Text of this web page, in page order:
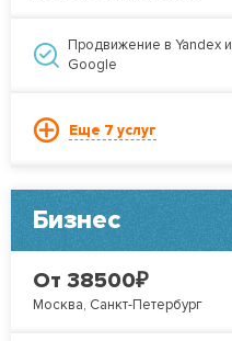
Продвижение в Yandex и
Google
Еще 7 услуг
Бизнес
От 38500₽
Москва, Санкт-Петербург